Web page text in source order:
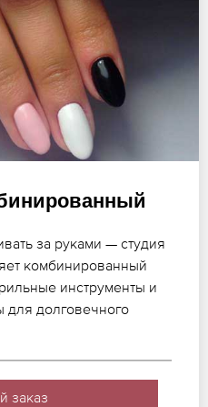
за руками — студия
комбинированный
инструменты и
долговечного
заказ